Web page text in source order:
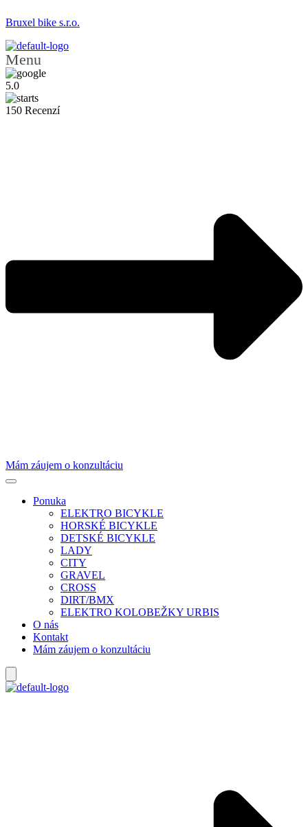
Bruxel bike s.r.o.
Menu
5.0
150 Recenzí
Mám záujem o konzultáciu
Ponuka
ELEKTRO BICYKLE
HORSKÉ BICYKLE
DETSKÉ BICYKLE
LADY
CITY
GRAVEL
CROSS
DIRT/BMX
ELEKTRO KOLOBEŽKY URBIS
O nás
Kontakt
Mám záujem o konzultáciu